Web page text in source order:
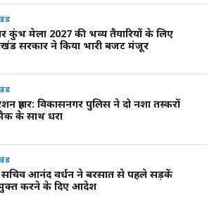
कुंभ मेला 2027 की भव्य तैयारियों के लिए
सरकार ने किया भारी बजट मंजूर
प्रहार: विकासनगर पुलिस ने दो नशा तस्करों
के साथ धरा
आनंद वर्धन ने बरसात से पहले सड़कें
करने के दिए आदेश